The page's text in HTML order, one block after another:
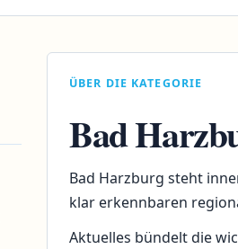
ÜBER DIE KATEGORIE
Bad
Bad Harzburg steht
klar erkennbaren
Aktuelles bündelt die